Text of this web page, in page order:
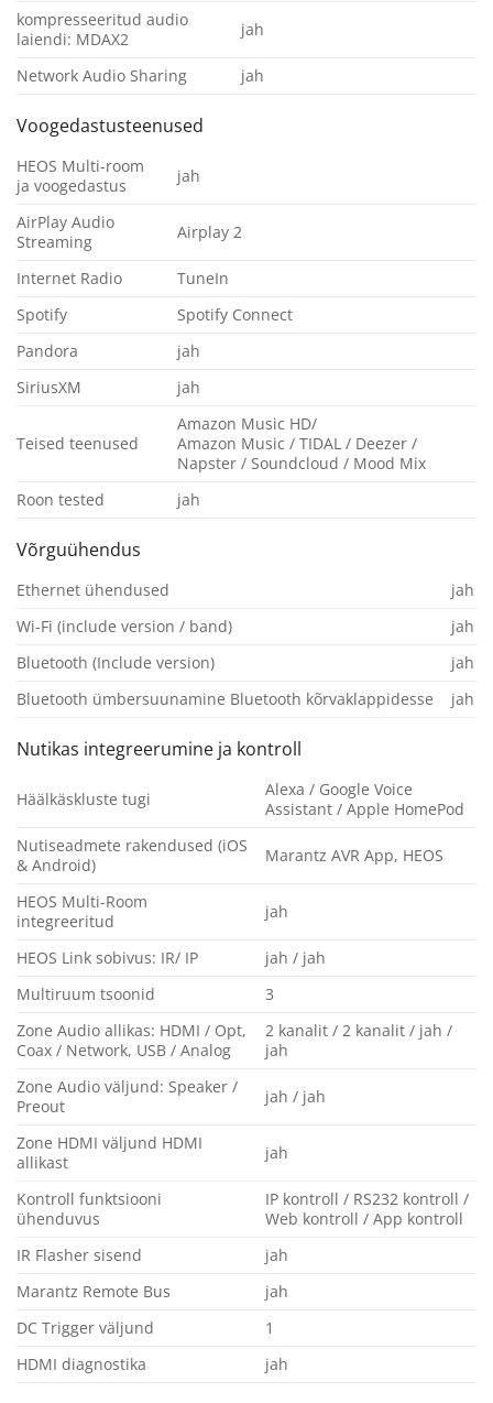
kompresseeritud audio
laiendi: MDAX2
jah
Network Audio Sharing jah
Voogedastusteenused
HEOS Multi-room
ja voogedastus
jah
AirPlay Audio
Streaming
Airplay 2
Internet Radio
TuneIn
Spotify
Spotify Connect
Pandora
jah
SiriusXM
jah
Teised teenused
Amazon Music HD/
Amazon Music / TIDAL / Deezer /
Napster / Soundcloud / Mood Mix
Roon tested
jah
Võrguühendus
Ethernet ühendused
jah
Wi-Fi (include version / band)
jah
Bluetooth (Include version)
jah
Bluetooth ümbersuunamine Bluetooth kõrvaklappidesse
jah
Nutikas integreerumine ja kontroll
Häälkäskluste tugi
Alexa / Google Voice
Assistant / Apple HomePod
Nutiseadmete rakendused (iOS
& Android)
Marantz AVR App, HEOS
HEOS Multi-Room
integreeritud
jah
HEOS Link sobivus: IR/ IP
jah / jah
Multiruum tsoonid
3
Zone Audio allikas: HDMI / Opt,
Coax / Network, USB / Analog
2 kanalit / 2 kanalit / jah /
jah
Zone Audio väljund: Speaker /
Preout
jah / jah
Zone HDMI väljund HDMI
allikast
jah
Kontroll funktsiooni
ühenduvus
IP kontroll / RS232 kontroll /
Web kontroll / App kontroll
IR Flasher sisend
jah
Marantz Remote Bus
jah
DC Trigger väljund
1
HDMI diagnostika
jah